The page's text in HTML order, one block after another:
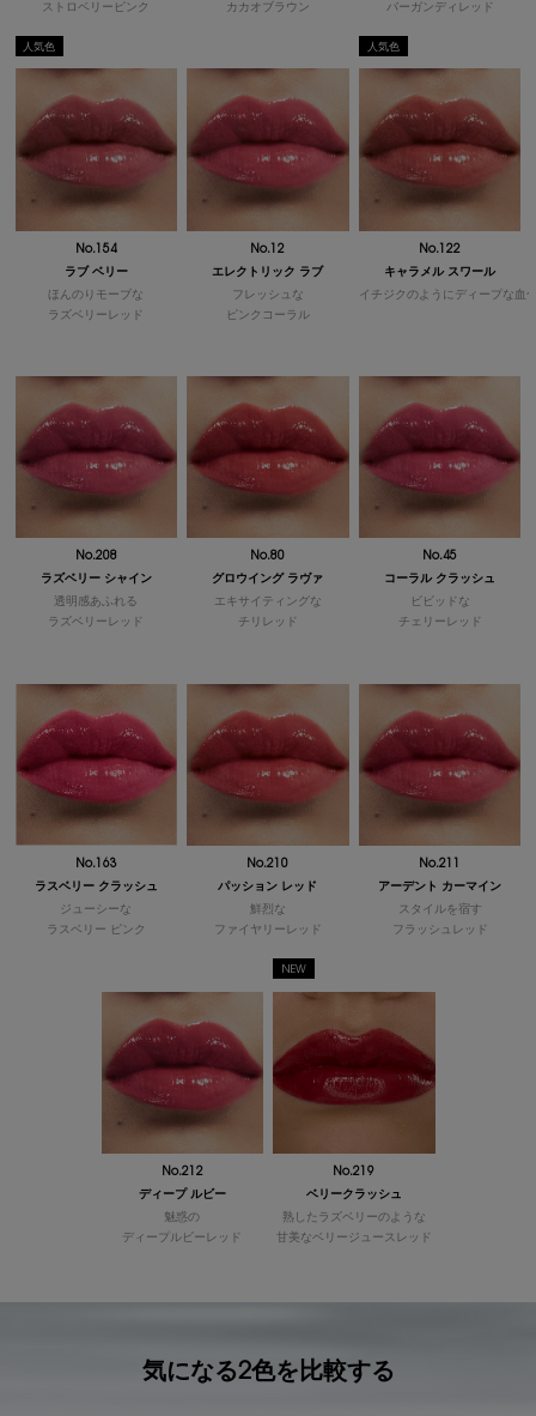
ストロベリーピンク
カカオブラウン
バーガンディレッド
人気色
No.154
ラブ ベリー
ほんのりモーブな
ラズベリーレッド
No.12
エレクトリック ラブ
フレッシュな
ピンクコーラル
人気色
No.122
キャラメル スワール
イチジクのようにディープな
血
No.208
ラズベリー シャイン
透明感あふれる
ラズベリーレッド
No.80
グロウイング ラヴァ
エキサイティングな
チリレッド
No.45
コーラル クラッシュ
ビビッドな
チェリーレッド
No.163
ラスベリー クラッシュ
ジューシーな
ラスベリー ピンク
No.210
パッション レッド
鮮烈な
ファイヤリーレッド
No.211
アーデント カーマイン
スタイルを宿す
フラッシュレッド
No.212
ディープ ルビー
魅惑の
ディープルビーレッド
NEW
No.219
ベリークラッシュ
熟したラズベリーのような
甘美なベリージュースレッド
気になる2色を比較する